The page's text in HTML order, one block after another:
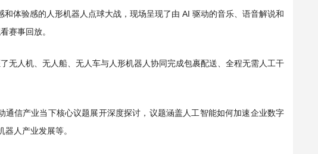
体验感的人形机器人点球大战，现场呈现了由 AI 驱动的音乐、语音解说和
赛事回放。
无人机、无人船、无人车与人形机器人协同完成包裹配送、全程无需人工干
信产业当下核心议题展开深度探讨，议题涵盖人工智能如何加速企业数字
人产业发展等。